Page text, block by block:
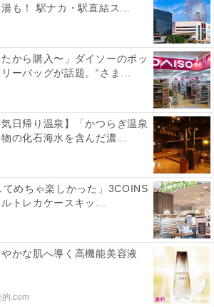
春SALE」とは？
まで、楽天トラベルで開催中の「春
泊」が最大25％オフになるほか、遊
（交通＋宿）、レンタカー、高速バ
ます。※国内宿泊の割引は、クーポ
／楽天モバイル契約者は最大22％）と
も！ 駅ナカ・駅直結ス...
たから購入〜」ダイソーのポッ
ーバッグが話題。“さま...
気日帰り温泉】「かつらぎ温泉
の化石海水を含んだ濃...
てめちゃ楽しかった」3COINS
トレカケースキッ...
かな肌へ導く高機能美容液
.com